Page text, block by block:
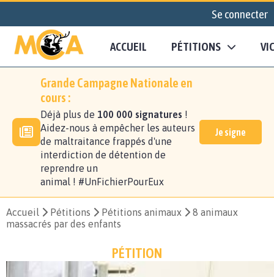
Se connecter
ACCUEIL PÉTITIONS
Grande Campagne Nationale en
cours :
Déjà plus de 100 000 signatures !
Aidez-nous à empêcher les auteurs
de maltraitance frappés d'une
interdiction de détention de
reprendre un
animal ! #UnFichierPourEux
Je signe
Accueil Pétitions Pétitions animaux
8 animaux
massacrés par des enfants
PÉTITION